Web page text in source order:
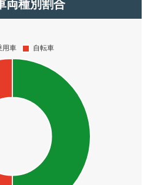
両種別割合